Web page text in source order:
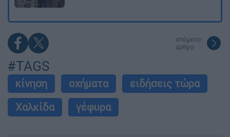
επόμενο
άρθρο
#TAGS
κίνηση οχήματα
ειδήσεις τώρα
Χαλκίδα
γέφυρα